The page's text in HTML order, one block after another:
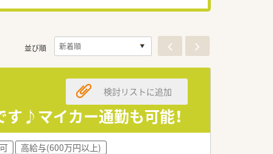
並び順
♪マイカー通勤も可能！
検討リストに追加
高給与(600万円以上)